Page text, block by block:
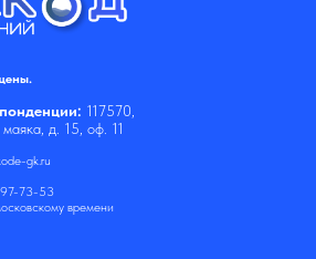
117570,
д. 15, оф. 11
gk.ru
73-53
времени